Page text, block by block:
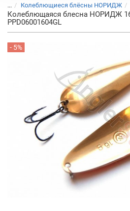
... Колеблющиеся блёсны НОРИДЖ
Колеблющаяся блесна НОРИДЖ
PPD06001604GL
- 5%